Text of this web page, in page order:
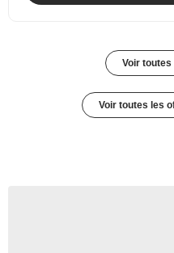
Voir toutes
Voir toutes les